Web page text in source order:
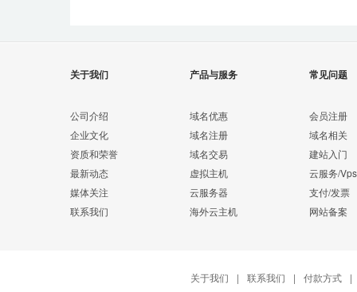
关于我们
公司介绍
企业文化
资质和荣誉
最新动态
媒体关注
联系我们
产品与服务
域名优惠
域名注册
域名交易
虚拟主机
云服务器
海外云主机
常见问题
会员注册
域名相关
建站入门
云服务/Vps
支付/发票
网站备案
关于我们 | 联系我们 | 付款方式
|